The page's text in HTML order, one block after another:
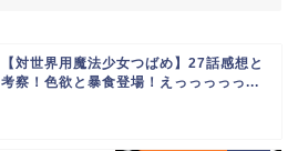
【対世界用魔法少女つばめ】27話感想と
考察！色欲と暴食登場！えっっっっっ...